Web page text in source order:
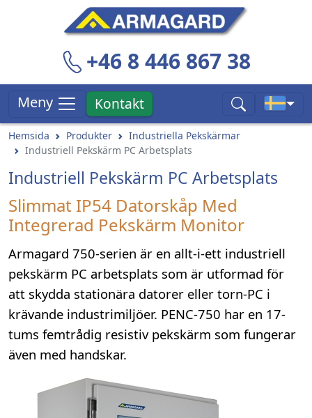
+46 8 446 867 38
Meny Kontakt
Hemsida Produkter
Industriella Pekskärmar
Industriell Pekskärm PC Arbetsplats
Industriell Pekskärm PC Arbetsplats
Slimmat IP54 Datorskåp Med
Integrerad Pekskärm Monitor
Armagard 750-serien är en allt-i-ett industriell
pekskärm PC arbetsplats som är utformad för
att skydda stationära datorer eller torn-PC i
krävande industrimiljöer. PENC-750 har en 17-
tums femtrådig resistiv pekskärm som fungerar
även med handskar.